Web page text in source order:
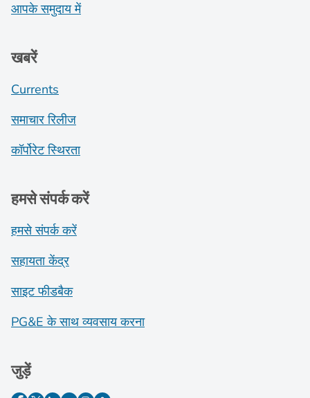
आपके समुदाय में
खबरें
Currents
समाचार रिलीज
कॉर्पोरेट स्थिरता
हमसे संपर्क करें
हमसे संपर्क करें
सहायता केंद्र
साइट फीडबैक
PG&E के साथ व्यवसाय करना
जुड़ें